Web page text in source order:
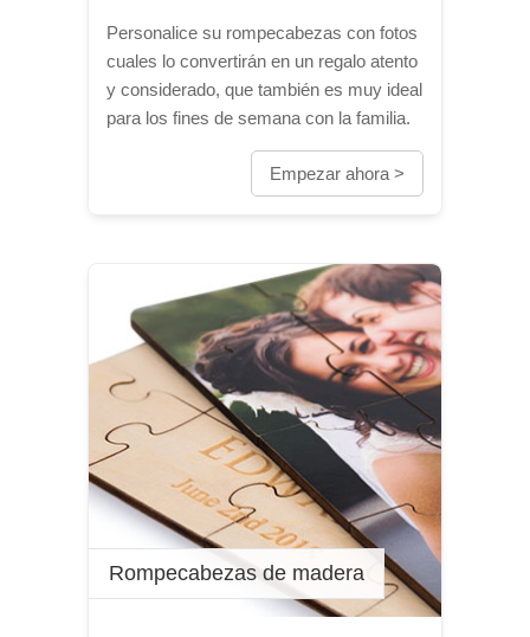
Personalice su rompecabezas con fotos
cuales lo convertirán en un regalo atento
y considerado, que también es muy ideal
para los fines de semana con la familia.
Empezar ahora >
Rompecabezas de madera